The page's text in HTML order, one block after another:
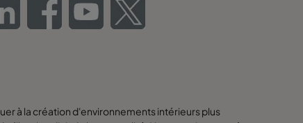
à la création d'environnements intérieurs plus